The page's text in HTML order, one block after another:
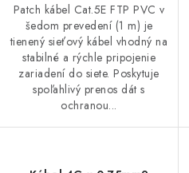
Patch kábel Cat.5E FTP PVC v
šedom prevedení (1 m) je
tienený sieťový kábel vhodný na
stabilné a rýchle pripojenie
zariadení do siete. Poskytuje
spoľahlivý prenos dát s
ochranou...